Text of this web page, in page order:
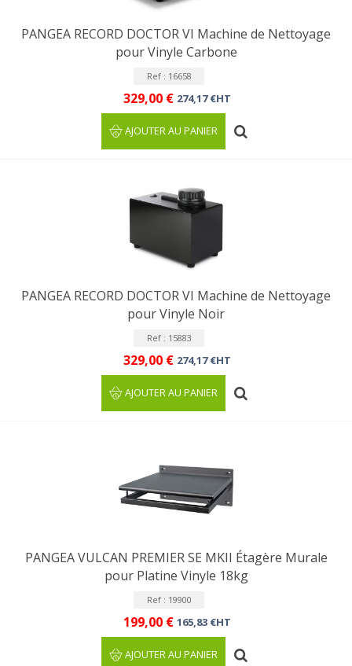
PANGEA RECORD DOCTOR VI Machine de Nettoyage
pour Vinyle Carbone
Ref : 16658
329,00 € 274,17 €HT
AJOUTER AU PANIER
PANGEA RECORD DOCTOR VI Machine de Nettoyage
pour Vinyle Noir
Ref : 15883
329,00 € 274,17 €HT
AJOUTER AU PANIER
PANGEA VULCAN PREMIER SE MKII Étagère Murale
pour Platine Vinyle 18kg
Ref : 19900
199,00 € 165,83 €HT
AJOUTER AU PANIER